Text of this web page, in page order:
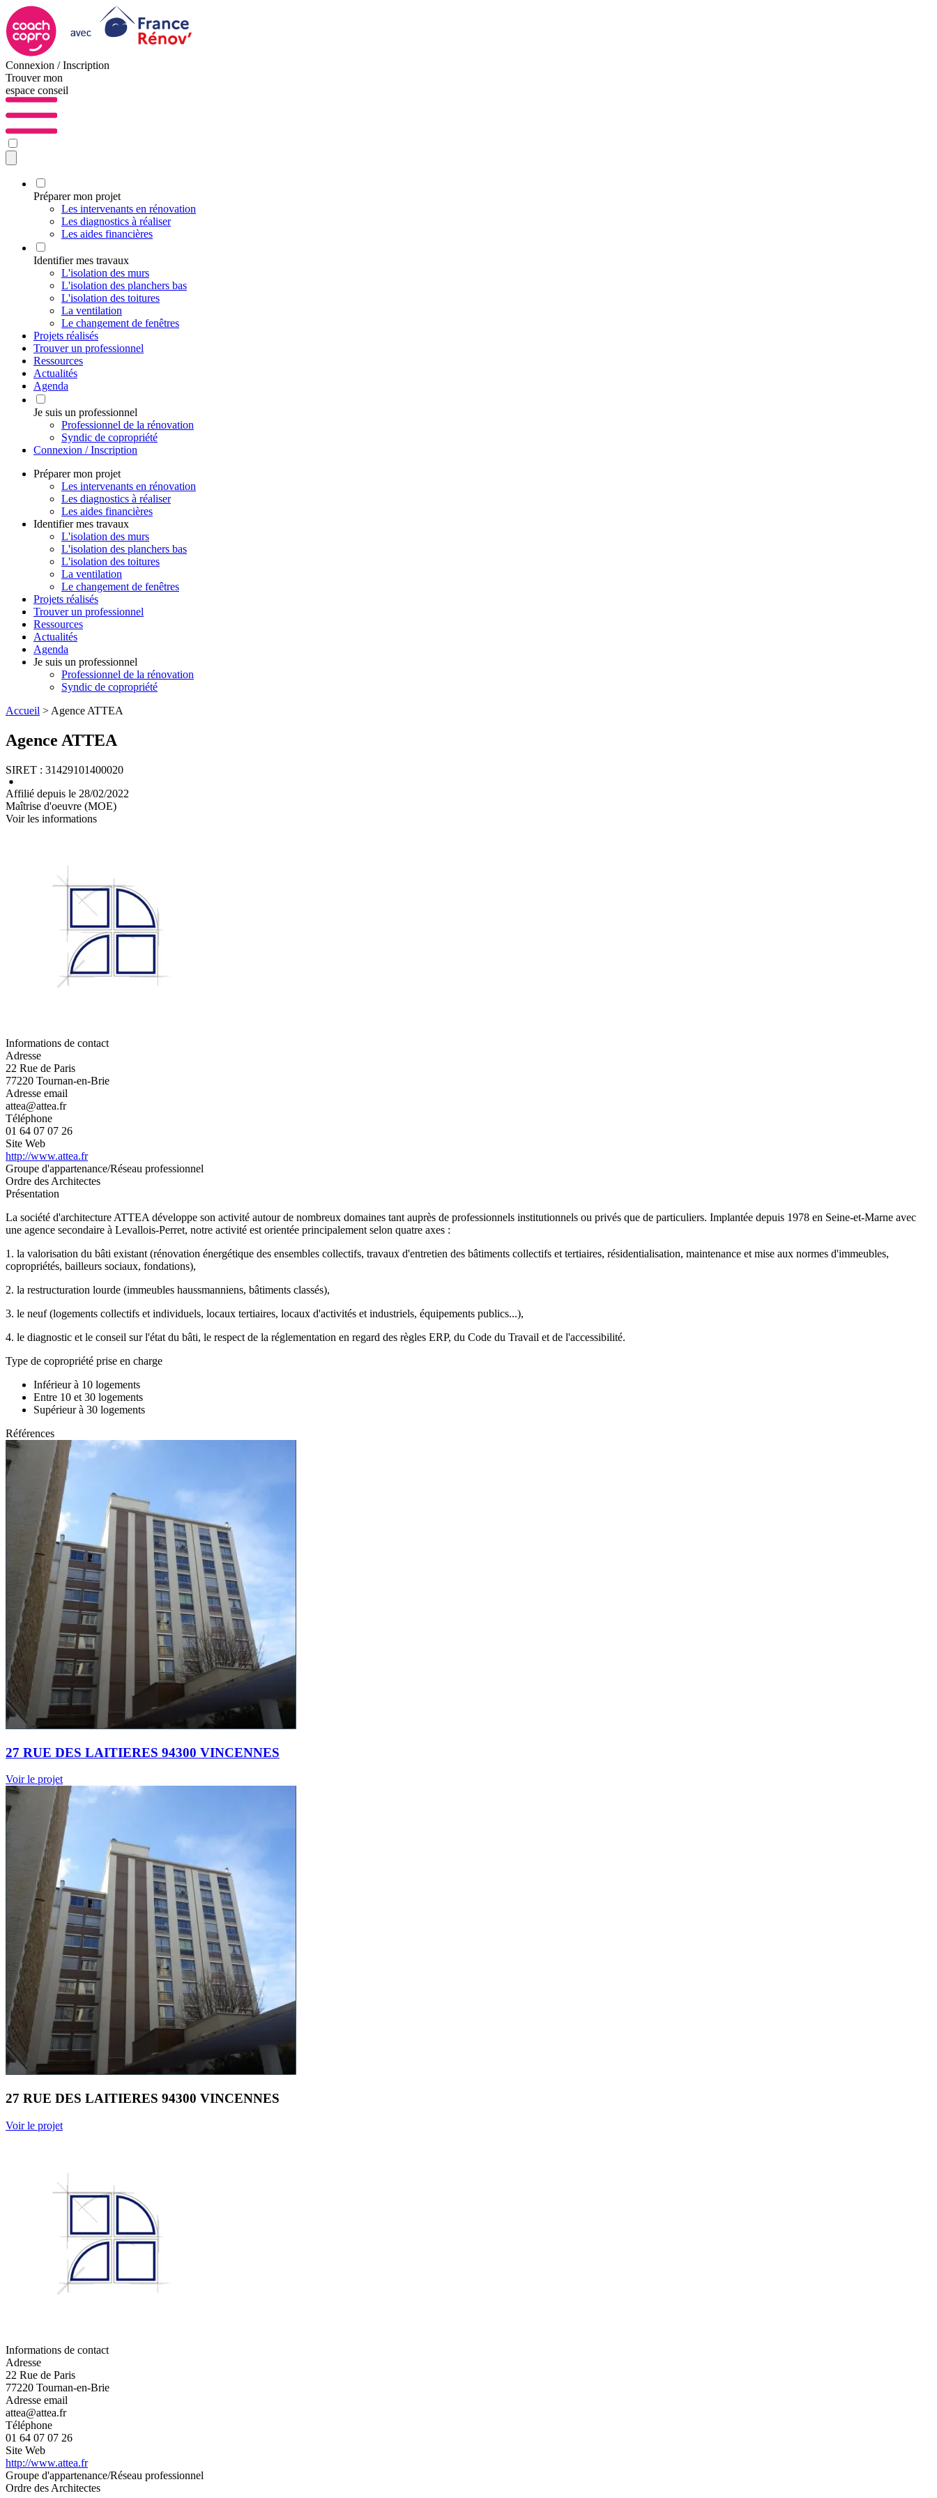
Connexion / Inscription
Trouver mon
espace conseil
Préparer mon projet
Les intervenants en rénovation
Les diagnostics à réaliser
Les aides financières
Identifier mes travaux
L'isolation des murs
L'isolation des planchers bas
L'isolation des toitures
La ventilation
Le changement de fenêtres
Projets réalisés
Trouver un professionnel
Ressources
Actualités
Agenda
Je suis un professionnel
Professionnel de la rénovation
Syndic de copropriété
Connexion / Inscription
Préparer mon projet
Les intervenants en rénovation
Les diagnostics à réaliser
Les aides financières
Identifier mes travaux
L'isolation des murs
L'isolation des planchers bas
L'isolation des toitures
La ventilation
Le changement de fenêtres
Projets réalisés
Trouver un professionnel
Ressources
Actualités
Agenda
Je suis un professionnel
Professionnel de la rénovation
Syndic de copropriété
Accueil > Agence ATTEA
Agence ATTEA
SIRET : 31429101400020
Affilié depuis le 28/02/2022
Maîtrise d'oeuvre (MOE)
Voir les informations
Informations de contact
Adresse
22 Rue de Paris
77220 Tournan-en-Brie
Adresse email
attea@attea.fr
Téléphone
01 64 07 07 26
Site Web
http://www.attea.fr
Groupe d'appartenance/Réseau professionnel
Ordre des Architectes
Présentation
La société d'architecture ATTEA développe son activité autour de nombreux domaines tant auprès de professionnels institutionnels ou privés que de particuliers. Implantée depuis 1978 en Seine-et-Marne avec
une agence secondaire à Levallois-Perret, notre activité est orientée principalement selon quatre axes :
1. la valorisation du bâti existant (rénovation énergétique des ensembles collectifs, travaux d'entretien des bâtiments collectifs et tertiaires, résidentialisation, maintenance et mise aux normes d'immeubles,
copropriétés, bailleurs sociaux, fondations),
2. la restructuration lourde (immeubles haussmanniens, bâtiments classés),
3. le neuf (logements collectifs et individuels, locaux tertiaires, locaux d'activités et industriels, équipements publics...),
4. le diagnostic et le conseil sur l'état du bâti, le respect de la réglementation en regard des règles ERP, du Code du Travail et de l'accessibilité.
Type de copropriété prise en charge
Inférieur à 10 logements
Entre 10 et 30 logements
Supérieur à 30 logements
Références
27 RUE DES LAITIERES 94300 VINCENNES
Voir le projet
27 RUE DES LAITIERES 94300 VINCENNES
Voir le projet
Informations de contact
Adresse
22 Rue de Paris
77220 Tournan-en-Brie
Adresse email
attea@attea.fr
Téléphone
01 64 07 07 26
Site Web
http://www.attea.fr
Groupe d'appartenance/Réseau professionnel
Ordre des Architectes